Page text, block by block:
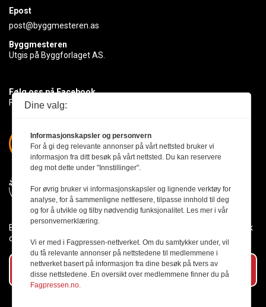
Epost
post@byggmesteren.as
Byggmesteren
Utgis på Byggforlaget AS.
Følg oss på Facebook
Få med deg det siste innen byggebransjen
Byggmesteren følger Vær Varsom-plakaten og presseetikken slik
den er nedfelt i Redaktørplakaten.
Abonner på vårt nyhetsbrev
Dine valg:
Informasjonskapsler og personvern
For å gi deg relevante annonser på vårt nettsted bruker vi
informasjon fra ditt besøk på vårt nettsted. Du kan reservere
deg mot dette under "Innstillinger".
For øvrig bruker vi informasjonskapsler og lignende verktøy for
analyse, for å sammenligne nettlesere, tilpasse innhold til deg
og for å utvikle og tilby nødvendig funksjonalitet. Les mer i vår
personvernerklæring.
Vi er med i Fagpressen-nettverket. Om du samtykker under, vil
du få relevante annonser på nettstedene til medlemmene i
nettverket basert på informasjon fra dine besøk på tvers av
disse nettstedene. En oversikt over medlemmene finner du på
Fagpressen.no.